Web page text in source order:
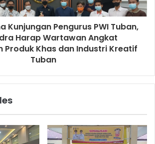
Kunjungan Pengurus PWI Tuban,
Harap Wartawan Angkat
Produk Khas dan Industri Kreatif
Tuban